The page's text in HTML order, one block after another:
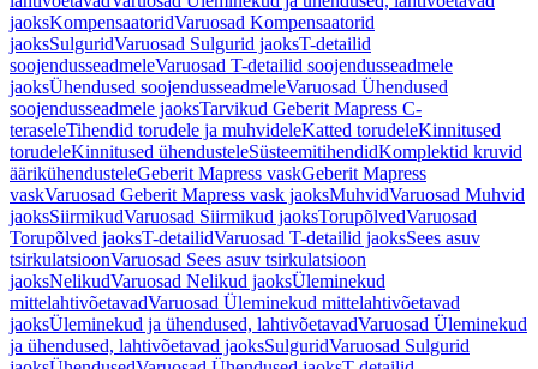
jaoksKompensaatoridVaruosad Kompensaatorid
jaoksSulguridVaruosad Sulgurid jaoksT-detailid
soojendusseadmeleVaruosad T-detailid soojendusseadmele
jaoksÜhendused soojendusseadmeleVaruosad Ühendused
soojendusseadmele jaoksTarvikud Geberit Mapress C-
teraseleTihendid torudele ja muhvideleKatted torudeleKinnitused
torudeleKinnitused ühendusteleSüsteemitihendidKomplektid kruvid
äärikühendusteleGeberit Mapress vaskGeberit Mapress
vaskVaruosad Geberit Mapress vask jaoksMuhvidVaruosad Muhvid
jaoksSiirmikudVaruosad Siirmikud jaoksTorupõlvedVaruosad
Torupõlved jaoksT-detailidVaruosad T-detailid jaoksSees asuv
tsirkulatsioonVaruosad Sees asuv tsirkulatsioon
jaoksNelikudVaruosad Nelikud jaoksÜleminekud
mittelahtivõetavadVaruosad Üleminekud mittelahtivõetavad
jaoksÜleminekud ja ühendused, lahtivõetavadVaruosad Üleminekud
ja ühendused, lahtivõetavad jaoksSulguridVaruosad Sulgurid